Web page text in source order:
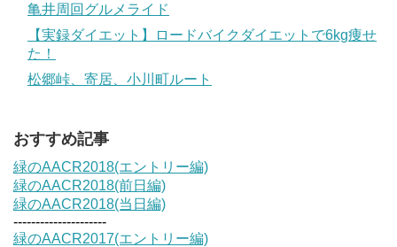
亀井周回グルメライド
【実録ダイエット】ロードバイクダイエットで6kg痩せ
た！
松郷峠、寄居、小川町ルート
おすすめ記事
緑のAACR2018(エントリー編)
緑のAACR2018(前日編)
緑のAACR2018(当日編)
---------------------
緑のAACR2017(エントリー編)